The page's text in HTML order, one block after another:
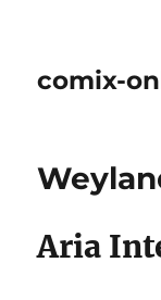
comix-
Aria